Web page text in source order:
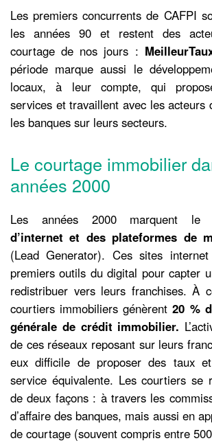
Les premiers concurrents de CAFPI
les années 90 et restent des
courtage de nos jours :
période marque aussi le
locaux, à leur compte, qui
services et travaillent avec les acteurs
les banques sur leurs secteurs.
Le courtage immobilier
années 2000
Les années 2000 marquent le
d’internet et des plateformes de
(Lead Generator). Ces sites
premiers outils du digital pour capter
redistribuer vers leurs franchises. À
courtiers immobiliers génèrent20 %
générale de crédit immobilier.
de ces réseaux reposant sur leurs
eux difficile de proposer des taux
service équivalente. Les courtiers se
de deux façons : à travers les
d’affaire des banques, mais aussi en
de courtage (souvent compris entre